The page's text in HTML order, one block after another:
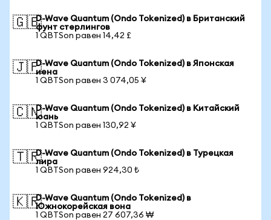
🇬🇧D-Wave Quantum (Ondo Tokenized) в Британский
фунт стерлингов
1 QBTSon равен 14,42 £
🇯🇵D-Wave Quantum (Ondo Tokenized) в Японская
иена
1 QBTSon равен 3 074,05 ¥
🇨🇳D-Wave Quantum (Ondo Tokenized) в Китайский
юань
1 QBTSon равен 130,92 ¥
🇹🇷D-Wave Quantum (Ondo Tokenized) в Турецкая
лира
1 QBTSon равен 924,30 ₺
🇰🇷D-Wave Quantum (Ondo Tokenized) в
Южнокорейская вона
1 QBTSon равен 27 607,36 ₩